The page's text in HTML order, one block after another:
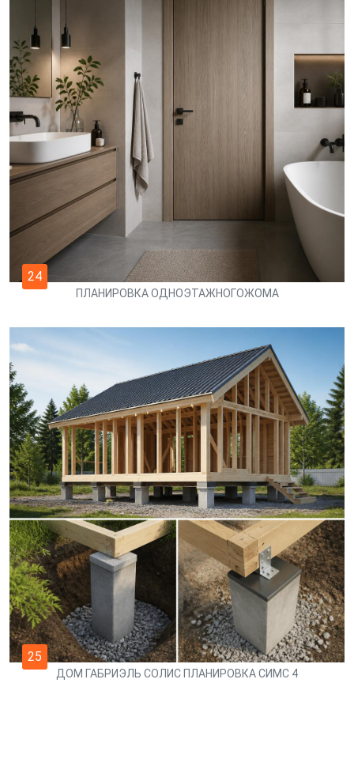
24
ПЛАНИРОВКА ОДНОЭТАЖНОГОЖОМА
25
ДОМ ГАБРИЭЛЬ СОЛИС ПЛАНИРОВКА СИМС 4